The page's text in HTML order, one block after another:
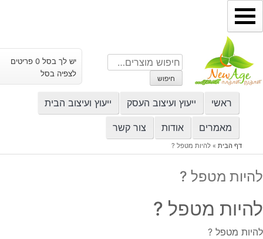
דילוג
לתוכן
חיפוש
עבור:
חיפוש
יש לך בסל 0 פריטים
לצפיה בסל
ראשי ייעוץ ועיצוב העסק ייעוץ ועיצוב הבית
מאמרים אודות צור קשר
דף הבית» להיות מטפל ?
להיות מטפל ?
להיות מטפל ?
להיות מטפל ?